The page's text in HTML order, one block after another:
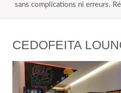
sans complications ni erreurs.
CEDOFEITA